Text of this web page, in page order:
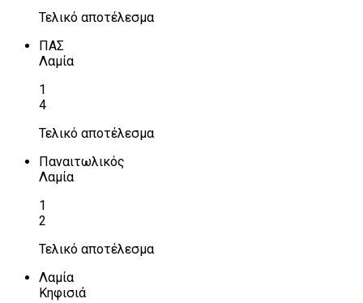
Τελικό αποτέλεσμα
ΠΑΣ
Λαμία
1
4
Τελικό αποτέλεσμα
Παναιτωλικός
Λαμία
1
2
Τελικό αποτέλεσμα
Λαμία
Κηφισιά